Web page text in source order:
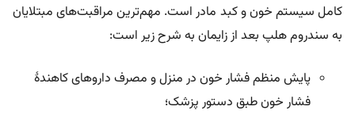
کامل سیستم خون و کبد مادر است. مهم‌ترین مراقبت‌های مبتلایان
به سندروم هلپ بعد از زایمان به شرح زیر است:
پایش منظم فشار خون در منزل و مصرف داروهای کاهندۀ
فشار خون طبق دستور پزشک؛